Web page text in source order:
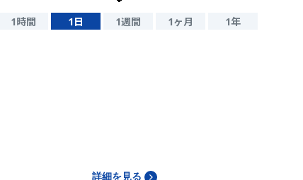
1時間 1日 1週間 1ヶ月 1年
詳細を見る